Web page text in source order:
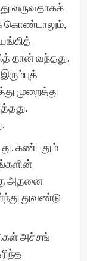
வருவதாகக்
கொண்டாலும்,
தான் வந்தது.
முறைத்து
கண்டதும்
அதனை
துவண்டு
அச்சங்